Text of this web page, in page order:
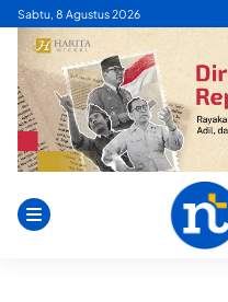
Skip
content
Sabtu, 8 Agustus 2026